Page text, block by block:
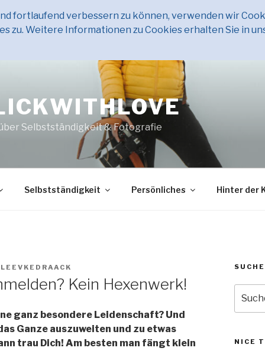
Selbstständigkeit & Fotografie
Selbstständigkeit Persönliches Hinter der
LEEVKEDRAACK
Kein Hexenwerk!
ganz besondere Leidenschaft? Und
Ganze auszuweiten und zu etwas
trau Dich! Am besten man fängt klein
SUCHE
nach:
NICE
fortlaufend verbessern zu können, verwenden wir
zu. Weitere Informationen zu Cookies erhalten Sie in